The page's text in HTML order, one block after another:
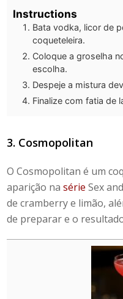
Instructions
Bata vodka, licor de
coqueteleira.
Coloque a groselha
escolha.
Despeje a mistura
Finalize com fatia de
3. Cosmopolitan
O Cosmopolitan é um
aparição nasérie Sex
de cramberry e limão,
de preparar e o